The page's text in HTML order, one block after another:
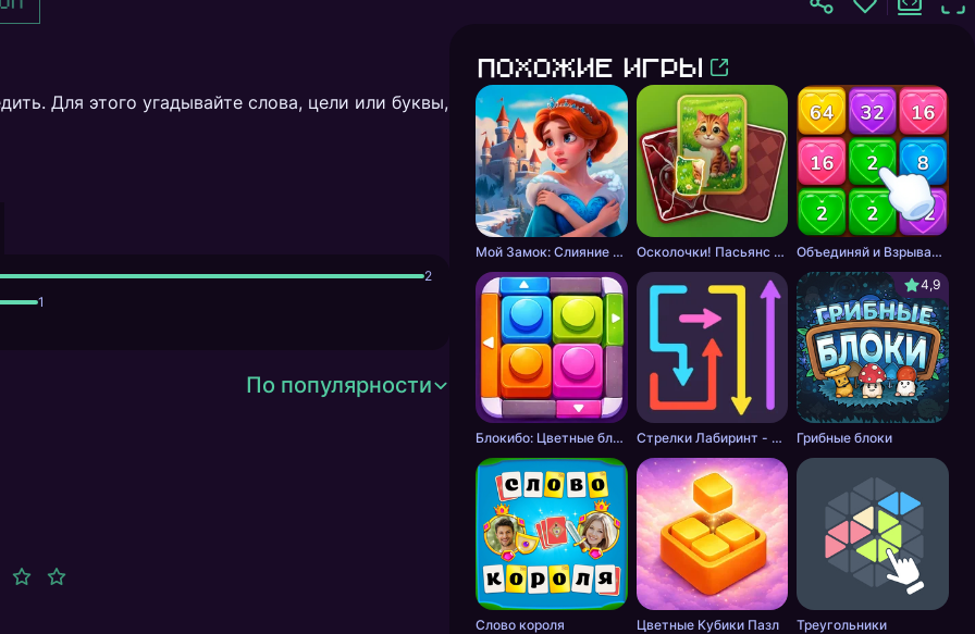
Для этого угадывайте слова, цели или буквы,
2
1
По популярности
Похожие игры
Мой Замок: Слияние и История Осколочки! Пасьянс Собери картинки Объединяй и Взрывай + 2048
Блокибо: Цветные блоки Стрелки Лабиринт - Цветной путь
4,9
Грибные блоки
Слово короля Цветные Кубики Пазл Треугольники